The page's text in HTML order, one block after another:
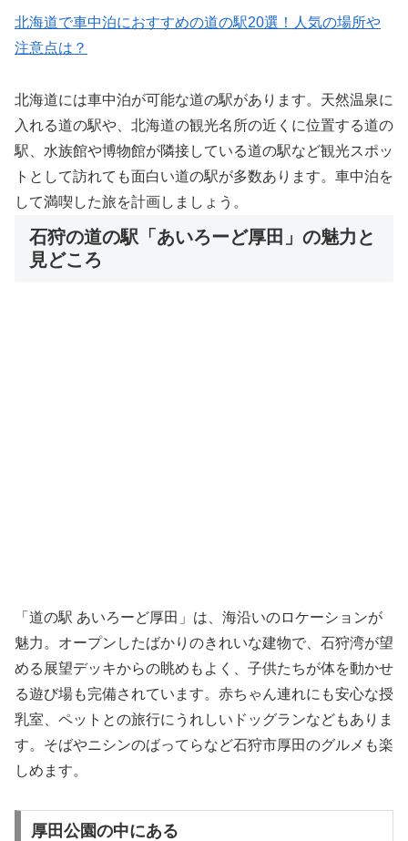
北海道で車中泊におすすめの道の駅20選！人気の場所や
注意点は？
北海道には車中泊が可能な道の駅があります。天然温泉に
入れる道の駅や、北海道の観光名所の近くに位置する道の
駅、水族館や博物館が隣接している道の駅など観光スポッ
トとして訪れても面白い道の駅が多数あります。車中泊を
して満喫した旅を計画しましょう。
石狩の道の駅「あいろーど厚田」の魅力と
見どころ
「道の駅 あいろーど厚田」は、海沿いのロケーションが
魅力。オープンしたばかりのきれいな建物で、石狩湾が望
める展望デッキからの眺めもよく、子供たちが体を動かせ
る遊び場も完備されています。赤ちゃん連れにも安心な授
乳室、ペットとの旅行にうれしいドッグランなどもありま
す。そばやニシンのばってらなど石狩市厚田のグルメも楽
しめます。
厚田公園の中にある